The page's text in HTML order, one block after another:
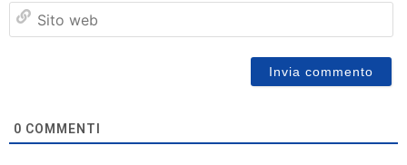
0 COMMENTI